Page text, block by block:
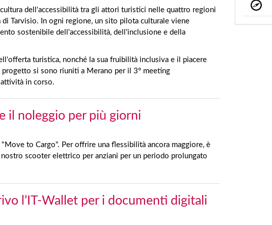
dell'accessibilità tra gli attori turistici nelle quattro regioni
di Tarvisio. In ogni regione, un sito pilota culturale viene
sostenibile dell'accessibilità, dell'inclusione e della
turistica, nonché la sua fruibilità inclusiva e il piacere
si sono riuniti a Merano per il 3° meeting
in corso.
il noleggio per più giorni
to Cargo". Per offrire una flessibilità ancora maggiore, è
scooter elettrico per anziani per un periodo prolungato
l’IT-Wallet per i documenti digitali